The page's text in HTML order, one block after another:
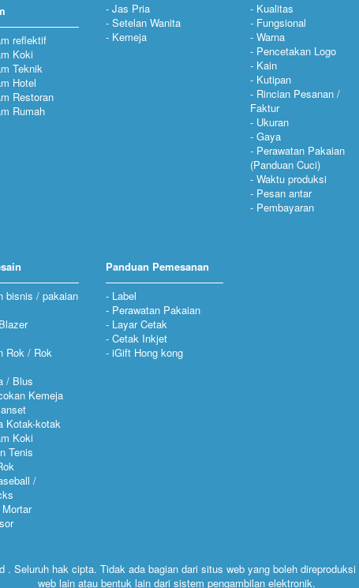
reflektif
Koki
Teknik
Hotel
Restoran
Rumah
Jas Pria
Setelan Wanita
Kemeja
Kualitas
Fungsional
Warna
Pencetakan Logo
Kain
Kutipan
Rincian Pesanan /
Faktur
Ukuran
Gaya
Perawatan Pakaian
(Panduan Cuci)
Waktu produksi
Pesan antar
Pembayaran
bisnis / pakaian
Rok / Rok
/ Blus
Kemeja
Kotak-kotak
Koki
Tenis
/
Mortar
Panduan Pemesanan
Label
Perawatan Pakaian
Layar Cetak
Cetak Inkjet
iGift Hong kong
. Seluruh hak cipta. Tidak ada bagian dari situs web yang boleh
web lain atau bentuk lain dari sistem pengambilan elektronik.